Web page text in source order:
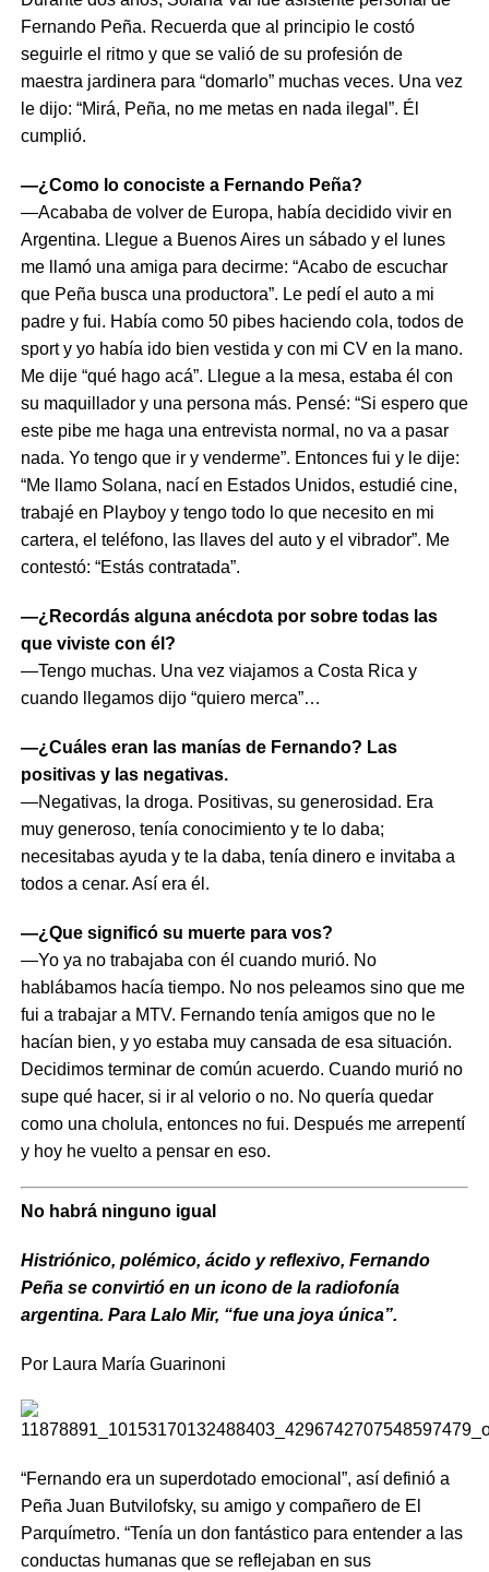
Fernando Peña. Recuerda que al principio le costó
seguirle el ritmo y que se valió de su profesión de
maestra jardinera para “domarlo” muchas veces. Una vez
le dijo: “Mirá, Peña, no me metas en nada ilegal”. Él
cumplió.
—¿Como lo conociste a Fernando Peña?
—Acababa de volver de Europa, había decidido vivir en
Argentina. Llegue a Buenos Aires un sábado y el lunes
me llamó una amiga para decirme: “Acabo de escuchar
que Peña busca una productora”. Le pedí el auto a mi
padre y fui. Había como 50 pibes haciendo cola, todos de
sport y yo había ido bien vestida y con mi CV en la mano.
Me dije “qué hago acá”. Llegue a la mesa, estaba él con
su maquillador y una persona más. Pensé: “Si espero que
este pibe me haga una entrevista normal, no va a pasar
nada. Yo tengo que ir y venderme”. Entonces fui y le dije:
“Me llamo Solana, nací en Estados Unidos, estudié cine,
trabajé en Playboy y tengo todo lo que necesito en mi
cartera, el teléfono, las llaves del auto y el vibrador”. Me
contestó: “Estás contratada”.
—¿Recordás alguna anécdota por sobre todas las
que viviste con él?
—Tengo muchas. Una vez viajamos a Costa Rica y
cuando llegamos dijo “quiero merca”…
—¿Cuáles eran las manías de Fernando? Las
positivas y las negativas.
—Negativas, la droga. Positivas, su generosidad. Era
muy generoso, tenía conocimiento y te lo daba;
necesitabas ayuda y te la daba, tenía dinero e invitaba a
todos a cenar. Así era él.
—¿Que significó su muerte para vos?
—Yo ya no trabajaba con él cuando murió. No
hablábamos hacía tiempo. No nos peleamos sino que me
fui a trabajar a MTV. Fernando tenía amigos que no le
hacían bien, y yo estaba muy cansada de esa situación.
Decidimos terminar de común acuerdo. Cuando murió no
supe qué hacer, si ir al velorio o no. No quería quedar
como una cholula, entonces no fui. Después me arrepentí
y hoy he vuelto a pensar en eso.
No habrá ninguno igual
Histriónico, polémico, ácido y reflexivo, Fernando
Peña se convirtió en un icono de la radiofonía
argentina. Para Lalo Mir, “fue una joya única”.
Por Laura María Guarinoni
“Fernando era un superdotado emocional”, así definió a
Peña Juan Butvilofsky, su amigo y compañero de El
Parquímetro. “Tenía un don fantástico para entender a las
conductas humanas que se reflejaban en sus